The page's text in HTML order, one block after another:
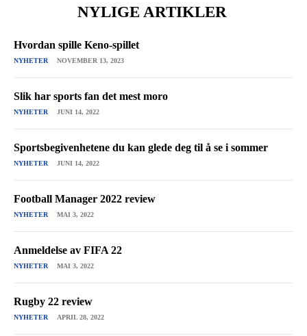
NYLIGE ARTIKLER
Hvordan spille Keno-spillet
NYHETER NOVEMBER 13, 2023
Slik har sports fan det mest moro
NYHETER JUNI 14, 2022
Sportsbegivenhetene du kan glede deg til å se i sommer
NYHETER JUNI 14, 2022
Football Manager 2022 review
NYHETER MAI 3, 2022
Anmeldelse av FIFA 22
NYHETER MAI 3, 2022
Rugby 22 review
NYHETER APRIL 28, 2022